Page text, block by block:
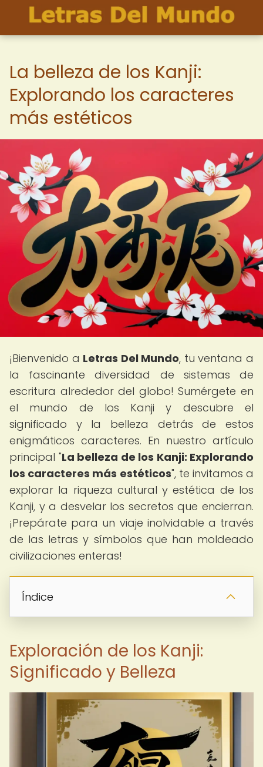
La belleza de los Kanji:
Explorando los caracteres
más estéticos
¡Bienvenido a Letras Del Mundo, tu ventana a
la fascinante diversidad de sistemas de
escritura alrededor del globo! Sumérgete en
el mundo de los Kanji y descubre el
significado y la belleza detrás de estos
enigmáticos caracteres. En nuestro artículo
principal "La belleza de los Kanji: Explorando
los caracteres más estéticos", te invitamos a
explorar la riqueza cultural y estética de los
Kanji, y a desvelar los secretos que encierran.
¡Prepárate para un viaje inolvidable a través
de las letras y símbolos que han moldeado
civilizaciones enteras!
Índice
Exploración de los Kanji:
Significado y Belleza